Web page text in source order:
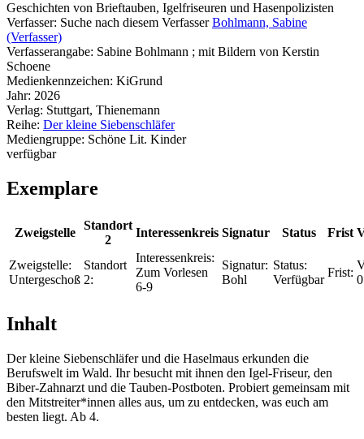
Geschichten von Brieftauben, Igelfriseuren und Hasenpolizisten
Verfasser: Suche nach diesem Verfasser Bohlmann, Sabine
(Verfasser)
Verfasserangabe: Sabine Bohlmann ; mit Bildern von Kerstin
Schoene
Medienkennzeichen: KiGrund
Jahr: 2026
Verlag: Stuttgart, Thienemann
Reihe: Der kleine Siebenschläfer
Mediengruppe: Schöne Lit. Kinder
verfügbar
Exemplare
Zweigstelle
Standort
2
Interessenkreis Signatur Status Frist
Zweigstelle:
Untergeschoß
Standort
2:
Interessenkreis:
Zum Vorlesen
6-9
Signatur:
Bohl
Status:
Verfügbar
Frist:
0
Inhalt
Der kleine Siebenschläfer und die Haselmaus erkunden die
Berufswelt im Wald. Ihr besucht mit ihnen den Igel-Friseur, den
Biber-Zahnarzt und die Tauben-Postboten. Probiert gemeinsam mit
den Mitstreiter*innen alles aus, um zu entdecken, was euch am
besten liegt. Ab 4.